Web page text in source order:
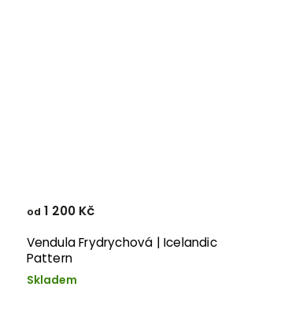
Vendula Frydrychová | Icelandic
Pattern
Skladem
od 1 200 Kč